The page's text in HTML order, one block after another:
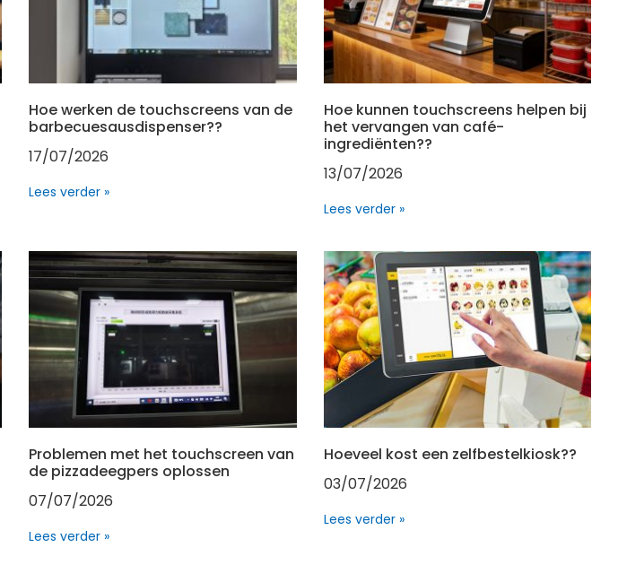
Hoe werken de touchscreens van de
barbecuesausdispenser??
17/07/2026
Lees verder »
Hoe kunnen touchscreens helpen bij
het vervangen van café-
ingrediënten??
13/07/2026
Lees verder »
Problemen met het touchscreen van
de pizzadeegpers oplossen
07/07/2026
Lees verder »
Hoeveel kost een zelfbestelkiosk??
03/07/2026
Lees verder »